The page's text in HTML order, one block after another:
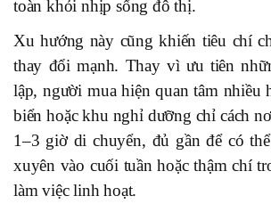
toàn khỏi nhịp sống đô thị.
Xu hướng này cũng khiến tiêu chí
thay đổi mạnh. Thay vì ưu tiên
lập, người mua hiện quan tâm nhiều
biển hoặc khu nghỉ dưỡng chỉ cách
1–3 giờ di chuyển, đủ gần để có
xuyên vào cuối tuần hoặc thậm chí
làm việc linh hoạt.